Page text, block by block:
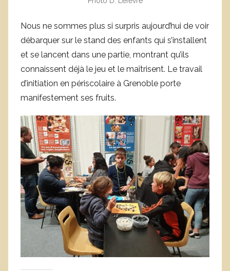
Nous ne sommes plus si surpris aujourd’hui de voir
débarquer sur le stand des enfants qui s’installent
et se lancent dans une partie, montrant qu’ils
connaissent déjà le jeu et le maîtrisent. Le travail
d’initiation en périscolaire à Grenoble porte
manifestement ses fruits.